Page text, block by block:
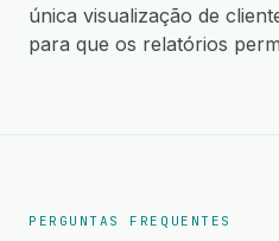
única visualização de
para que os relatórios
PERGUNTAS FREQUENTES